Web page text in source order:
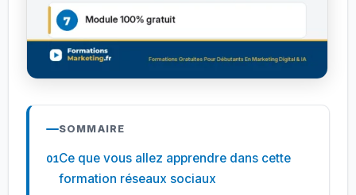
SOMMAIRE
Ce que vous allez apprendre dans cette
formation réseaux sociaux